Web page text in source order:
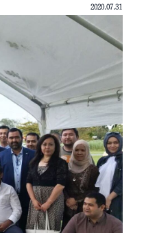
2020.07.31